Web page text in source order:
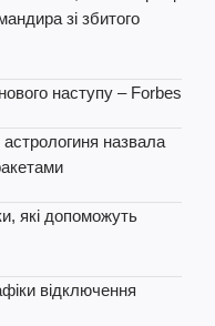
зі збитого
наступу – Forbes
назвала
які допоможуть
відключення